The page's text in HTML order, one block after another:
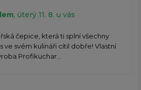
, úterý 11. 8. u vás
čepice, která ti splní všechny
ve svém kulináři cítil dobře! Vlastní
Profikuchar...